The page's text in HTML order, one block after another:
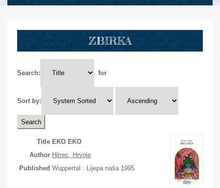
ZBIRKA
Search: for
Sort by:
Title EKO EKO
Author Hitrec, Hrvoje
Published Wuppertal : Lijepa naša 1995